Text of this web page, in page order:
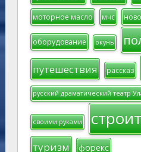
моторное масло мчс
оборудование окунь
путешествия рассказ
русский драматический театр
своими руками
туризм форекс